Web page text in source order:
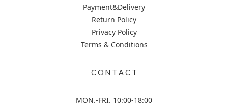
Payment&Delivery
Return Policy
Privacy Policy
Terms & Conditions
C O N T A C T
MON.-FRI. 10:00-18:00